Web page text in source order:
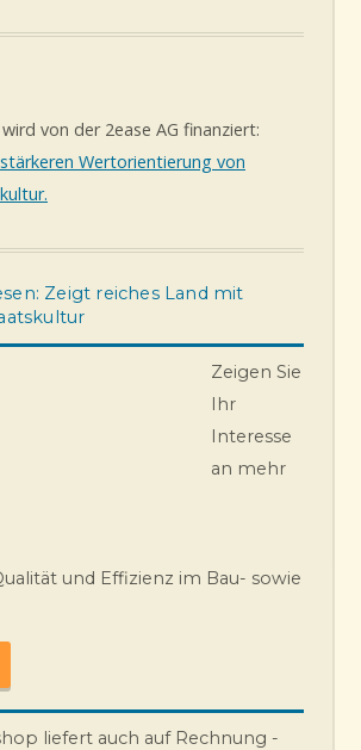
von der 2ease AG finanziert:
Wertorientierung von
Zeigt reiches Land mit
Zeigen Sie
Ihr
Interesse
an mehr
und Effizienz im Bau- sowie
liefert auch auf Rechnung -